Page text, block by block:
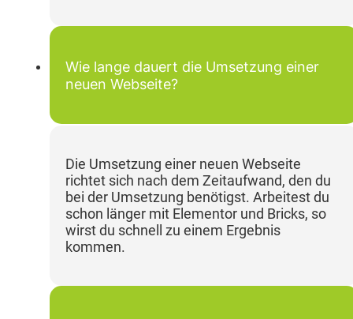
Wie lange dauert die Umsetzung einer
neuen Webseite?
Die Umsetzung einer neuen Webseite
richtet sich nach dem Zeitaufwand, den du
bei der Umsetzung benötigst. Arbeitest du
schon länger mit Elementor und Bricks, so
wirst du schnell zu einem Ergebnis
kommen.